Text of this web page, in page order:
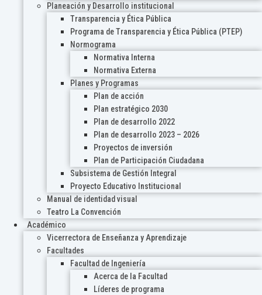
Planeación y Desarrollo institucional
Transparencia y Ética Pública
Programa de Transparencia y Ética Pública (PTEP)
Normograma
Normativa Interna
Normativa Externa
Planes y Programas
Plan de acción
Plan estratégico 2030
Plan de desarrollo 2022
Plan de desarrollo 2023 – 2026
Proyectos de inversión
Plan de Participación Ciudadana
Subsistema de Gestión Integral
Proyecto Educativo Institucional
Manual de identidad visual
Teatro La Convención
Académico
Vicerrectora de Enseñanza y Aprendizaje
Facultades
Facultad de Ingeniería
Acerca de la Facultad
Líderes de programa